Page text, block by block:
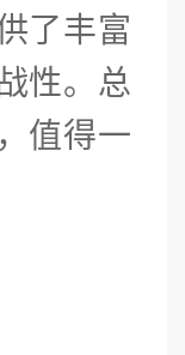
了丰富
性。总
值得一